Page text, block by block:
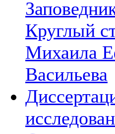
Круглый
Михаила
Васильева